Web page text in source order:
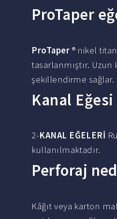
ProTaper
ProTaper ® nikel
tasarlanmıştır.
şekillendirme sağlar.
Kanal
2-KANAL EĞELERİ
kullanılmaktadır.
Perforaj
Kâğıt veya karton